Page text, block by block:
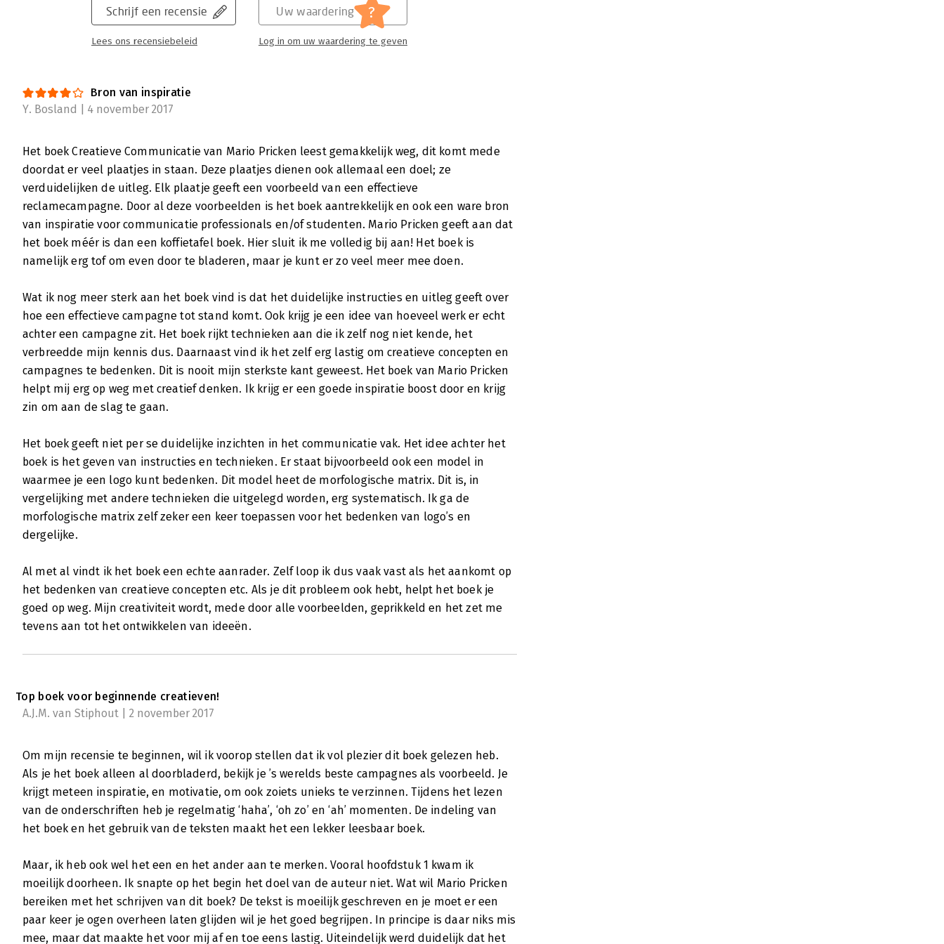
Schrijf een recensie
Lees ons recensiebeleid
Uw waardering ?
Log in om uw waardering te geven
Bron van inspiratie
Y. Bosland | 4 november 2017
Het boek Creatieve Communicatie van Mario Pricken leest gemakkelijk weg, dit komt mede
doordat er veel plaatjes in staan. Deze plaatjes dienen ook allemaal een doel; ze
verduidelijken de uitleg. Elk plaatje geeft een voorbeeld van een effectieve
reclamecampagne. Door al deze voorbeelden is het boek aantrekkelijk en ook een ware bron
van inspiratie voor communicatie professionals en/of studenten. Mario Pricken geeft aan dat
het boek méér is dan een koffietafel boek. Hier sluit ik me volledig bij aan! Het boek is
namelijk erg tof om even door te bladeren, maar je kunt er zo veel meer mee doen.
Wat ik nog meer sterk aan het boek vind is dat het duidelijke instructies en uitleg geeft over
hoe een effectieve campagne tot stand komt. Ook krijg je een idee van hoeveel werk er echt
achter een campagne zit. Het boek rijkt technieken aan die ik zelf nog niet kende, het
verbreedde mijn kennis dus. Daarnaast vind ik het zelf erg lastig om creatieve concepten en
campagnes te bedenken. Dit is nooit mijn sterkste kant geweest. Het boek van Mario Pricken
helpt mij erg op weg met creatief denken. Ik krijg er een goede inspiratie boost door en krijg
zin om aan de slag te gaan.
Het boek geeft niet per se duidelijke inzichten in het communicatie vak. Het idee achter het
boek is het geven van instructies en technieken. Er staat bijvoorbeeld ook een model in
waarmee je een logo kunt bedenken. Dit model heet de morfologische matrix. Dit is, in
vergelijking met andere technieken die uitgelegd worden, erg systematisch. Ik ga de
morfologische matrix zelf zeker een keer toepassen voor het bedenken van logo’s en
dergelijke.
Al met al vindt ik het boek een echte aanrader. Zelf loop ik dus vaak vast als het aankomt op
het bedenken van creatieve concepten etc. Als je dit probleem ook hebt, helpt het boek je
goed op weg. Mijn creativiteit wordt, mede door alle voorbeelden, geprikkeld en het zet me
tevens aan tot het ontwikkelen van ideeën.
Top boek voor beginnende creatieven!
A.J.M. van Stiphout | 2 november 2017
Om mijn recensie te beginnen, wil ik voorop stellen dat ik vol plezier dit boek gelezen heb.
Als je het boek alleen al doorbladerd, bekijk je ’s werelds beste campagnes als voorbeeld. Je
krijgt meteen inspiratie, en motivatie, om ook zoiets unieks te verzinnen. Tijdens het lezen
van de onderschriften heb je regelmatig ‘haha’, ‘oh zo’ en ‘ah’ momenten. De indeling van
het boek en het gebruik van de teksten maakt het een lekker leesbaar boek.
Maar, ik heb ook wel het een en het ander aan te merken. Vooral hoofdstuk 1 kwam ik
moeilijk doorheen. Ik snapte op het begin het doel van de auteur niet. Wat wil Mario Pricken
bereiken met het schrijven van dit boek? De tekst is moeilijk geschreven en je moet er een
paar keer je ogen overheen laten glijden wil je het goed begrijpen. In principe is daar niks mis
mee, maar dat maakte het voor mij af en toe eens lastig. Uiteindelijk werd duidelijk dat het